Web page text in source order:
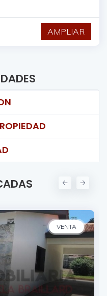
AMPLIAR
VENTA